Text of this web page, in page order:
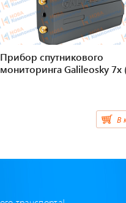
Прибор спутникового
мониторинга Galileosky 7x
В